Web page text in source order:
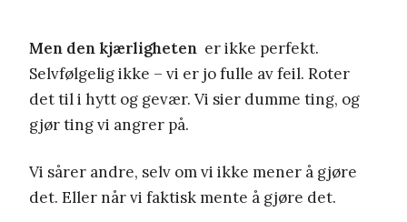
Men den kjærligheten er ikke perfekt.
Selvfølgelig ikke – vi er jo fulle av feil. Roter
det til i hytt og gevær. Vi sier dumme ting, og
gjør ting vi angrer på.
Vi sårer andre, selv om vi ikke mener å gjøre
det. Eller når vi faktisk mente å gjøre det.